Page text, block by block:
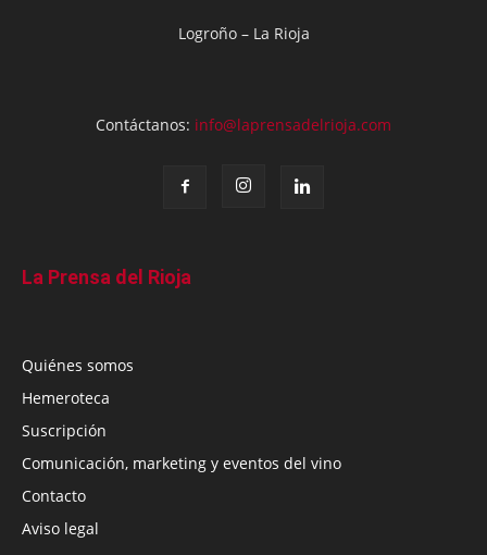
Logroño – La Rioja
Contáctanos: info@laprensadelrioja.com
La Prensa del Rioja
Quiénes somos
Hemeroteca
Suscripción
Comunicación, marketing y eventos del vino
Contacto
Aviso legal